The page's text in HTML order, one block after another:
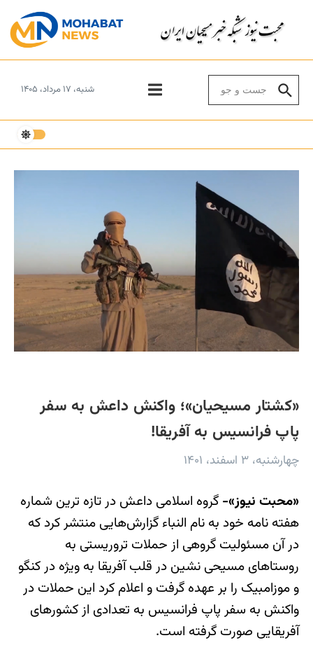
شنبه، ۱۷ مرداد، ۱۴۰۵
«کشتار مسیحیان»؛ واکنش داعش به سفر
پاپ فرانسیس به آفریقا!
چهارشنبه، ۳ اسفند، ۱۴۰۱
«محبت نیوز»- گروه اسلامی داعش در تازه ترین شماره
هفته نامه خود به نام النباء گزارش‌هایی منتشر کرد که
در آن مسئولیت گروهی از حملات تروریستی به
روستاهای مسیحی نشین در قلب آفریقا به ویژه در کنگو
و موزامبیک را بر عهده گرفت و اعلام کرد این حملات در
واکنش به سفر پاپ فرانسیس به تعدادی از کشورهای
آفریقایی صورت گرفته است.